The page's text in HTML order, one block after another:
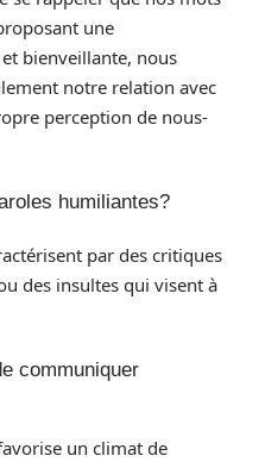
une
bienveillante, nous
notre relation avec
perception de nous-
humiliantes?
par des critiques
des insultes qui visent à
communiquer
un climat de